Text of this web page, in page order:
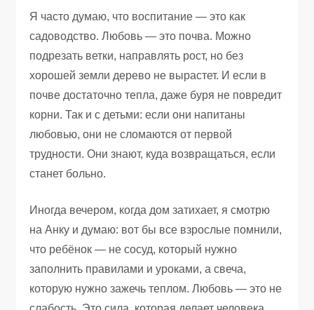
Я часто думаю, что воспитание — это как
садоводство. Любовь — это почва. Можно
подрезать ветки, направлять рост, но без
хорошей земли дерево не вырастет. И если в
почве достаточно тепла, даже буря не повредит
корни. Так и с детьми: если они напитаны
любовью, они не сломаются от первой
трудности. Они знают, куда возвращаться, если
станет больно.
Иногда вечером, когда дом затихает, я смотрю
на Анку и думаю: вот бы все взрослые помнили,
что ребёнок — не сосуд, который нужно
заполнить правилами и уроками, а свеча,
которую нужно зажечь теплом. Любовь — это не